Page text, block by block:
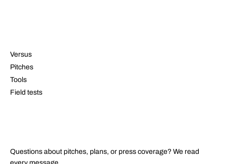
Versus
Pitches
Tools
Field tests
Questions about pitches, plans, or press coverage? We read